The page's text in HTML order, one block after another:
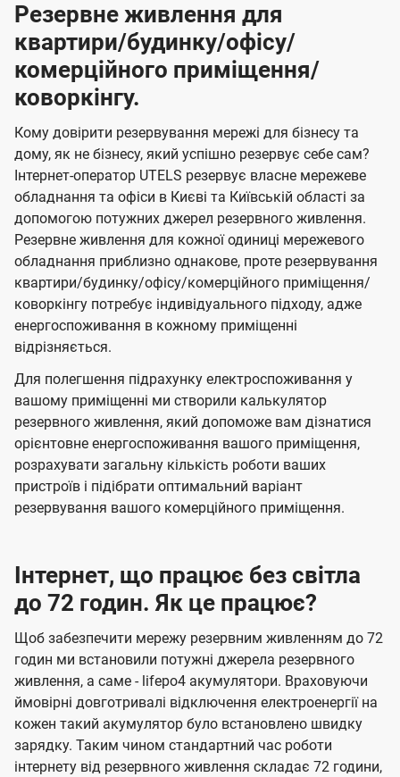
Резервне живлення для
квартири/будинку/офісу/
комерційного приміщення/
коворкінгу.
Кому довірити резервування мережі для бізнесу та
дому, як не бізнесу, який успішно резервує себе сам?
Інтернет-оператор UTELS резервує власне мережеве
обладнання та офіси в Києві та Київській області за
допомогою потужних джерел резервного живлення.
Резервне живлення для кожної одиниці мережевого
обладнання приблизно однакове, проте резервування
квартири/будинку/офісу/комерційного приміщення/
коворкінгу потребує індивідуального підходу, адже
енергоспоживання в кожному приміщенні
відрізняється.
Для полегшення підрахунку електроспоживання у
вашому приміщенні ми створили калькулятор
резервного живлення, який допоможе вам дізнатися
орієнтовне енергоспоживання вашого приміщення,
розрахувати загальну кількість роботи ваших
пристроїв і підібрати оптимальний варіант
резервування вашого комерційного приміщення.
Інтернет, що працює без світла
до 72 годин. Як це працює?
Щоб забезпечити мережу резервним живленням до 72
годин ми встановили потужні джерела резервного
живлення, а саме - lifepo4 акумулятори. Враховуючи
ймовірні довготривалі відключення електроенергії на
кожен такий акумулятор було встановлено швидку
зарядку. Таким чином стандартний час роботи
інтернету від резервного живлення складає 72 години,